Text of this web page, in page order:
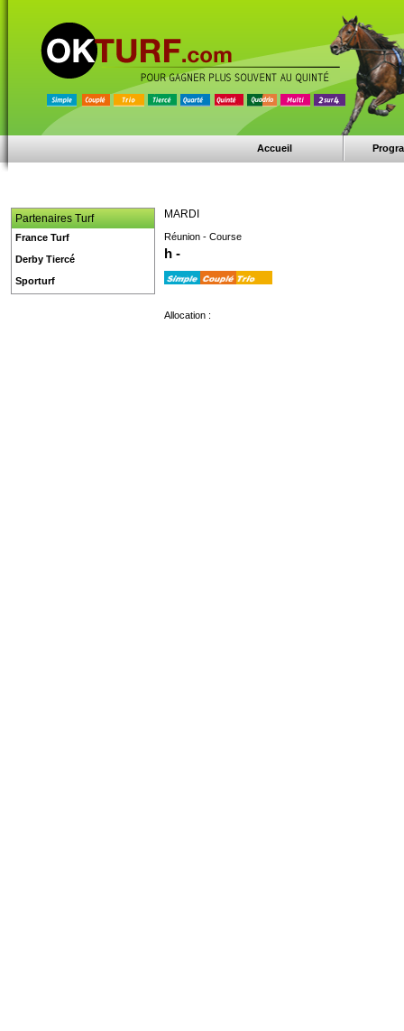
Accueil
MARDI
Réunion - Course
h -
Allocation :
Partenaires Turf
France Turf
Derby Tiercé
Sporturf